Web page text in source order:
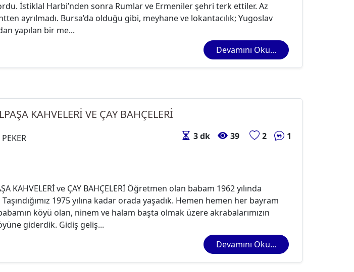
İstiklal Harbi’nden sonra Rumlar ve Ermeniler şehri terk ettiler. Az
ayrılmadı. Bursa’da olduğu gibi, meyhane ve lokantacılık; Yugoslav
yapılan bir me...
Devamını Oku...
KAHVELERİ VE ÇAY BAHÇELERİ
3 dk 39 2 1
KAHVELERİ ve ÇAY BAHÇELERİ Öğretmen olan babam 1962 yılında
1975 yılına kadar orada yaşadık. Hemen hemen her bayram
köyü olan, ninem ve halam başta olmak üzere akrabalarımızın
giderdik. Gidiş geliş...
Devamını Oku...